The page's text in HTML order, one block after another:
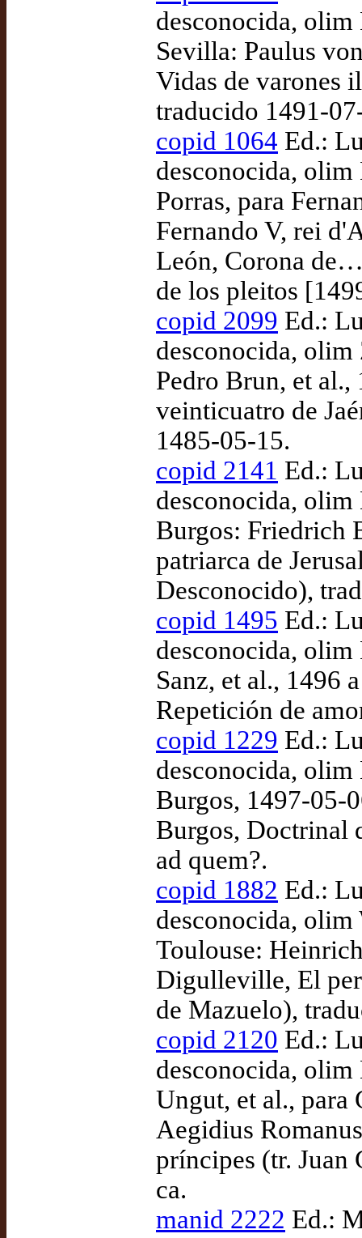
desconocida,
Sevilla: Paulus
Vidas de varones
traducido 1491-
copid 1064 Ed.:
desconocida, olim
Porras, para
Fernando V, rei
León, Corona
de los pleitos
copid 2099 Ed.:
desconocida,
Pedro Brun, et
veinticuatro de
1485-05-15.
copid 2141 Ed.:
desconocida,
Burgos: Friedrich
patriarca de
Desconocido),
copid 1495 Ed.:
desconocida, olim
Sanz, et al., 1496
Repetición de
copid 1229 Ed.:
desconocida, olim
Burgos, 1497-05-
Burgos, Doctrinal
ad quem?.
copid 1882 Ed.:
desconocida,
Toulouse:
Digulleville, El
de Mazuelo),
copid 2120 Ed.:
desconocida,
Ungut, et al., para
Aegidius
príncipes (tr. Juan
ca.
manid 2222 Ed.: